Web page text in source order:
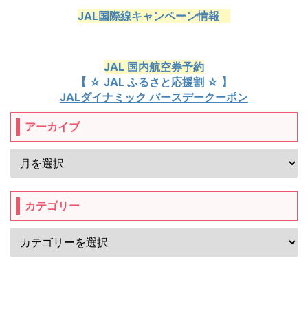
JAL国際線キャンペーン情報
JAL 国内航空券予約
【 ☆ JAL ふるさと応援割 ☆ 】
JALダイナミック バースデークーポン
アーカイブ
カテゴリー